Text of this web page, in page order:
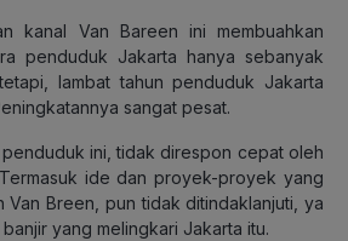
kanal Van Bareen ini membuahkan
penduduk Jakarta hanya sebanyak
lambat tahun penduduk Jakarta
sangat pesat.
ini, tidak direspon cepat oleh
ide dan proyek-proyek yang
Van Breen, pun tidak ditindaklanjuti, ya
yang melingkari Jakarta itu.